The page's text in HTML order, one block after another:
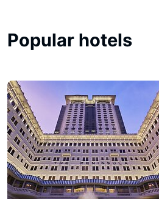
Popular hotels